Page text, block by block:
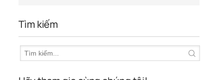
Tìm kiếm